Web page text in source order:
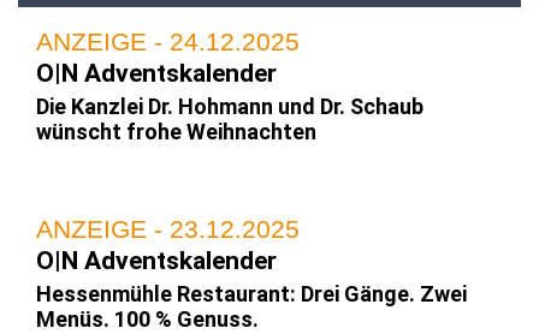
ANZEIGE - 24.12.2025
O|N Adventskalender
Die Kanzlei Dr. Hohmann und Dr. Schaub
wünscht frohe Weihnachten
ANZEIGE - 23.12.2025
O|N Adventskalender
Hessenmühle Restaurant: Drei Gänge. Zwei
Menüs. 100 % Genuss.